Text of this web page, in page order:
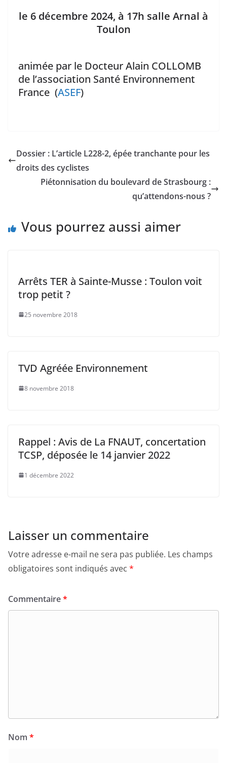
le 6 décembre 2024, à 17h salle Arnal à
Toulon
animée par le Docteur Alain COLLOMB
de l’association Santé Environnement
France (ASEF)
Dossier : L’article L228-2, épée tranchante pour les
droits des cyclistes
Piétonnisation du boulevard de Strasbourg :
qu’attendons-nous ?
Vous pourrez aussi aimer
Arrêts TER à Sainte-Musse : Toulon voit
trop petit ?
25 novembre 2018
TVD Agréée Environnement
8 novembre 2018
Rappel : Avis de La FNAUT, concertation
TCSP, déposée le 14 janvier 2022
1 décembre 2022
Laisser un commentaire
Votre adresse e-mail ne sera pas publiée. Les champs
obligatoires sont indiqués avec *
Commentaire*
Nom *